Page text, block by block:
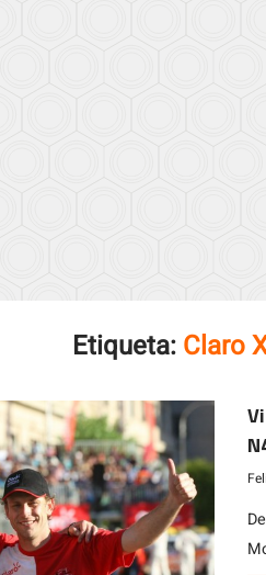
Etiqueta: Claro